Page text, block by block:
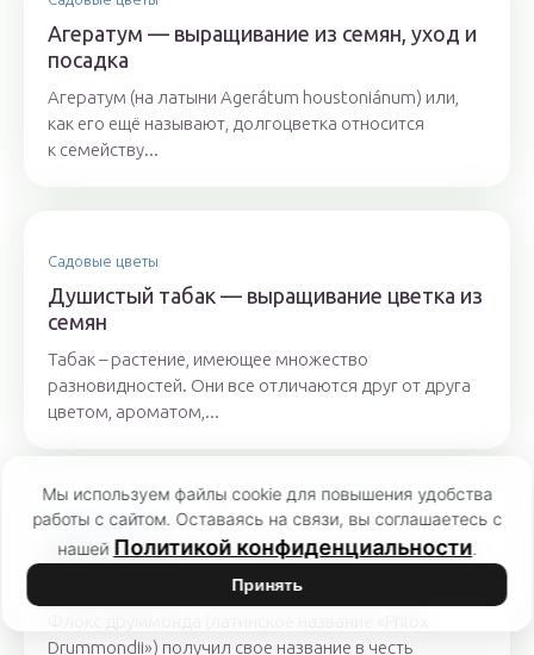
Агератум — выращивание из семян, уход и
посадка
Агератум (на латыни Agerátum houstoniánum) или,
как его ещё называют, долгоцветка относится
к семейству...
Садовые цветы
Душистый табак — выращивание цветка из
семян
Табак – растение, имеющее множество
разновидностей. Они все отличаются друг от друга
цветом, ароматом,...
Садовые цветы
Флокс друммонда: выращивание из семян,
Drummondii») получил свое название в честь
Мы используем файлы cookie для повышения удобства
работы с сайтом. Оставаясь на связи, вы соглашаетесь с
нашей Политикой конфиденциальности.
Принять